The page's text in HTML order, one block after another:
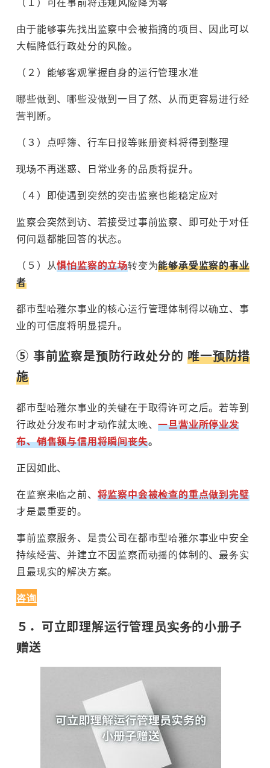
由于能够事先找出监察中会被指摘的项目、因此可以
大幅降低行政处分的风险。
（２）能够客观掌握自身的运行管理水准
哪些做到、哪些没做到一目了然、从而更容易进行经
营判断。
（３）点呼簿、行车日报等账册资料将得到整理
现场不再迷惑、日常业务的品质将提升。
（４）即使遇到突然的突击监察也能稳定应对
监察会突然到访、若接受过事前监察、即可处于对任
何问题都能回答的状态。
（５）从惧怕监察的立场转变为能够承受监察的事业
者
都市型哈雅尔事业的核心运行管理体制得以确立、事
业的可信度将明显提升。
⑤ 事前监察是预防行政处分的唯一预防措
施
都市型哈雅尔事业的关键在于取得许可之后。若等到
行政处分发布时才动作就太晚、一旦营业所停业发
布、销售额与信用将瞬间丧失。
正因如此、
在监察来临之前、 将监察中会被检查的重点做到完璧
才是最重要的。
事前监察服务、是贵公司在都市型哈雅尔事业中安全
持续经营、并建立不因监察而动摇的体制的、最务实
且最现实的解决方案。
咨询
５．可立即理解运行管理员实务的小册子
赠送